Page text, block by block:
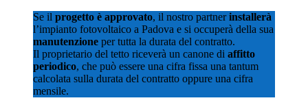
Se il progetto è approvato, il nostro partnerinstallerà
l’impianto fotovoltaico a Padova e si occuperà della sua
manutenzione per tutta la durata del contratto.
Il proprietario del tetto riceverà un canone di affitto
periodico, che può essere una cifra fissa una tantum
calcolata sulla durata del contratto oppure una cifra
mensile.